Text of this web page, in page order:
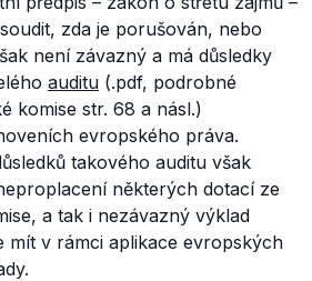
zda je porušován, nebo
není závazný a má důsledky
auditu (.pdf, podrobné
komise str. 68 a násl.)
evropského práva.
takového auditu však
některých dotací ze
a tak i nezávazný výklad
mít v rámci aplikace evropských